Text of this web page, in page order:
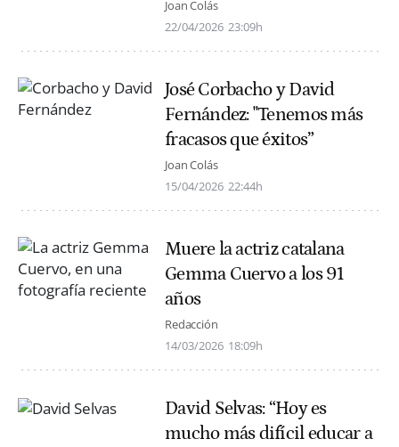
Joan Colás
22/04/2026 23:09h
José Corbacho y David
Fernández: "Tenemos más
fracasos que éxitos”
Joan Colás
15/04/2026 22:44h
Muere la actriz catalana
Gemma Cuervo a los 91
años
Redacción
14/03/2026 18:09h
David Selvas: “Hoy es
mucho más difícil educar a